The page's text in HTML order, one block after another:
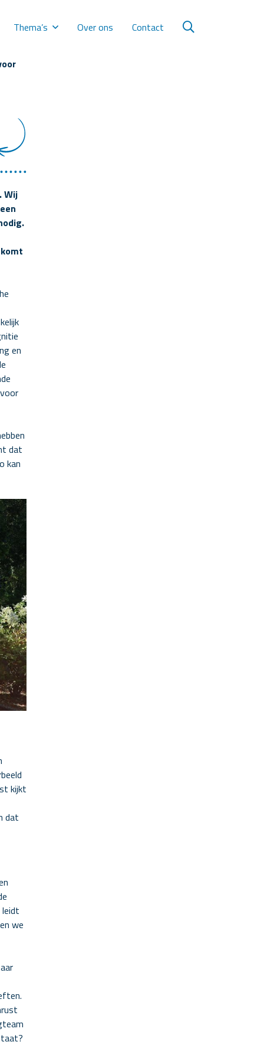
Thema’s Over ons Contact
Wij
en
dat
kan
kijkt
dat
leidt
we